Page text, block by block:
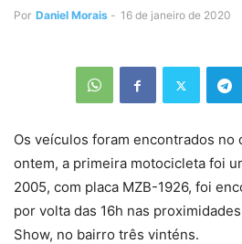
Por Daniel Morais - 16 de janeiro de 2020
Os veículos foram encontrados no
ontem, a primeira motocicleta foi
2005, com placa MZB-1926, foi
por volta das 16h nas
Show, no bairro três vinténs.